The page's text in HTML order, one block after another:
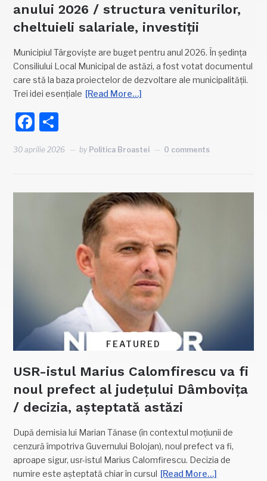
anului 2026 / structura veniturilor,
cheltuieli salariale, investiții
Municipiul Târgoviște are buget pentru anul 2026. În ședința
Consiliului Local Municipal de astăzi, a fost votat documentul
care stă la baza proiectelor de dezvoltare ale municipalității.
Trei idei esențiale [Read More…]
Facebook
30 aprilie 2026 by Politica Broastei 0 comments
FEATURED
USR-istul Marius Calomfirescu va fi
noul prefect al județului Dâmbovița
/ decizia, așteptată astăzi
După demisia lui Marian Tănase (în contextul moțiunii de
cenzură împotriva Guvernului Bolojan), noul prefect va fi,
aproape sigur, usr-istul Marius Calomfirescu. Decizia de
numire este așteptată chiar în cursul
[Read More…]